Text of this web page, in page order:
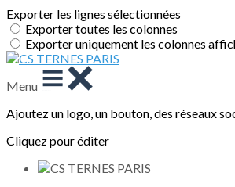
Exporter les lignes sélectionnées
Exporter toutes les colonnes
Exporter uniquement les colonnes
Menu
Ajoutez un logo, un bouton, des réseaux
Cliquez pour éditer